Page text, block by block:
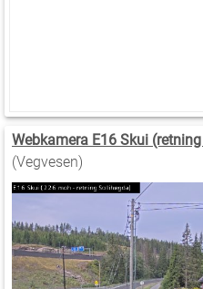
Webkamera E16 Skui
(Vegvesen)